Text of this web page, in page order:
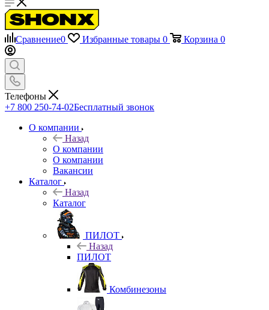
Сравнение0 Избранные товары 0 Корзина 0
Телефоны
+7 800 250-74-02Бесплатный звонок
О компании
Назад
О компании
О компании
Вакансии
Каталог
Назад
Каталог
ПИЛОТ
Назад
ПИЛОТ
Комбинезоны